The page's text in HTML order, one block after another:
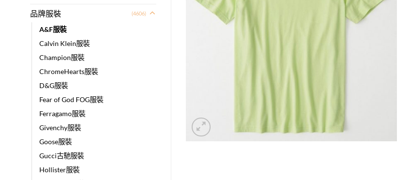
品牌服裝 (4606)
A&F服裝
Calvin Klein服裝
Champion服裝
ChromeHearts服裝
D&G服裝
Fear of God FOG服裝
Ferragamo服裝
Givenchy服裝
Goose服裝
Gucci古馳服裝
Hollister服裝